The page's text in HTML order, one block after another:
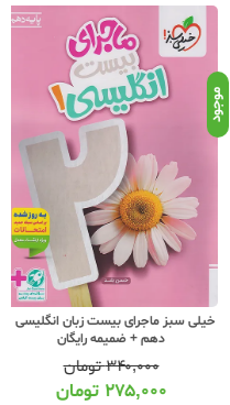
خیلی سبز ماجرای بیست زبان انگلیسی 1
دهم + ضمیمه رایگان
۳۴۰,۰۰۰تومان
۲۷۵,۰۰۰تومان